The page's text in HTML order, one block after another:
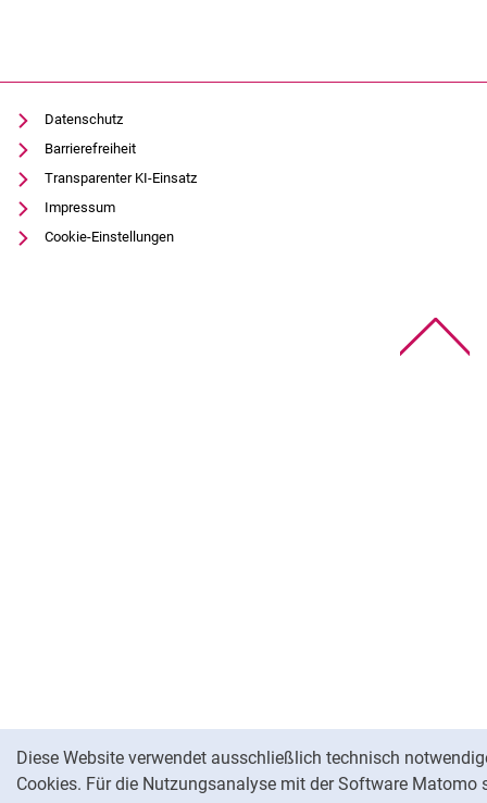
Diese Website verwendet ausschließlich technisch
Cookies. Für die Nutzungsanalyse mit der Software Matomo
Datenschutz
Barrierefreiheit
Transparenter KI-Einsatz
Impressum
Cookie-Einstellungen